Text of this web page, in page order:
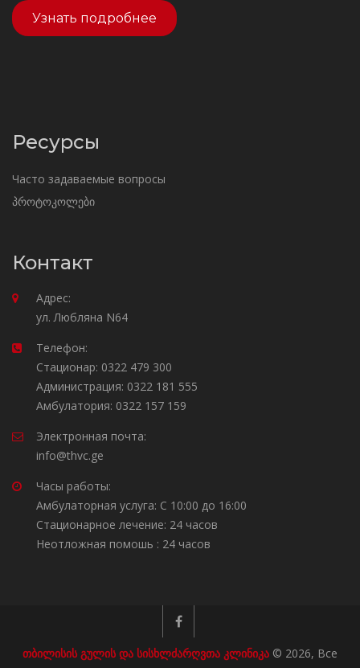
Узнать подробнее
Ресурсы
Часто задаваемые вопросы
პროტოკოლები
Контакт
Адрес:
ул. Любляна N64
Телефон:
Стационар: 0322 479 300
Администрация: 0322 181 555
Амбулатория: 0322 157 159
Электронная почта:
info@thvc.ge
Часы работы:
Амбулаторная услуга: С 10:00 до 16:00
Стационарное лечение: 24 часов
Неотложная помошь : 24 часов
თბილისის გულის და სისხლძარღვთა კლინიკა © 2026, Все